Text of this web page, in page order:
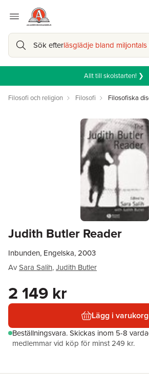
Sök efterläsglädje bland miljontals
Allt till skolstarten! ❯
Filosofi och religion Filosofi Filosofiska
Judith Butler Reader
Inbunden, Engelska, 2003
AvSara Salih,Judith Butler
2 149 kr
Lägg i varukorg
Beställningsvara.Skickas inom 5-8
medlemmar vid köp för minst 249 kr.